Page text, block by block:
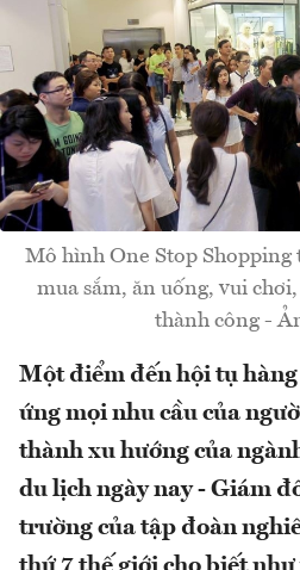
Mô hình One Stop Shopping
mua sắm, ăn uống, vui
thành công -
Một điểm đến hội tụ
ứng mọi nhu cầu của
thành xu hướng của
du lịch ngày nay - Giám
trường của tập đoàn